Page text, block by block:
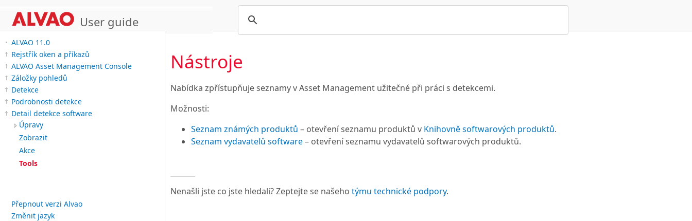
User guide
ALVAO 11.0
Rejstřík oken a příkazů
ALVAO Asset Management Console
Záložky pohledů
Detekce
Podrobnosti detekce
Detail detekce software
Úpravy
Zobrazit
Akce
Tools
Přepnout verzi Alvao
Změnit jazyk
Nástroje
Nabídka zpřístupňuje seznamy v Asset Management užitečné při práci s detekcemi.
Možnosti:
Seznam známých produktů – otevření seznamu produktů v Knihovně softwarových produktů.
Seznam vydavatelů software– otevření seznamu vydavatelů softwarových produktů.
Nenašli jste co jste hledali? Zeptejte se našeho týmu technické podpory.